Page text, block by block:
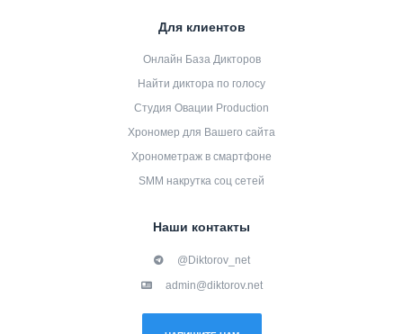
Для клиентов
Онлайн База Дикторов
Найти диктора по голосу
Студия Овации Production
Хрономер для Вашего сайта
Хронометраж в смартфоне
SMM накрутка соц сетей
Наши контакты
@Diktorov_net
admin@diktorov.net